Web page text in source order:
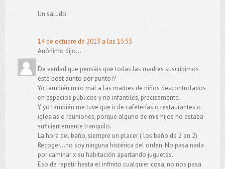
Un saludo.
14 de octubre de 2013 a las 15:53
Anónimo dijo...
De verdad que pensáis que todas las madres suscribimos
este post punto por punto??
Yo también miro mal a las madres de niños descontrolados
en espacios públicos y no infantiles, precisamente.
Y yo también me tuve que ir de cafeterías o restaurantes o
iglesias o reuniones, porque alguno de mis hijos no estaba
suficientemente tranquilo.
La hora del baño, siempre un placer ( los baño de 2 en 2)
Recoger...no soy ninguna histérica del orden. No pasa nada
por caminar x su habitación apartando juguetes.
Eso de repetir hasta el infinito cualquier cosa, no nos pasa.